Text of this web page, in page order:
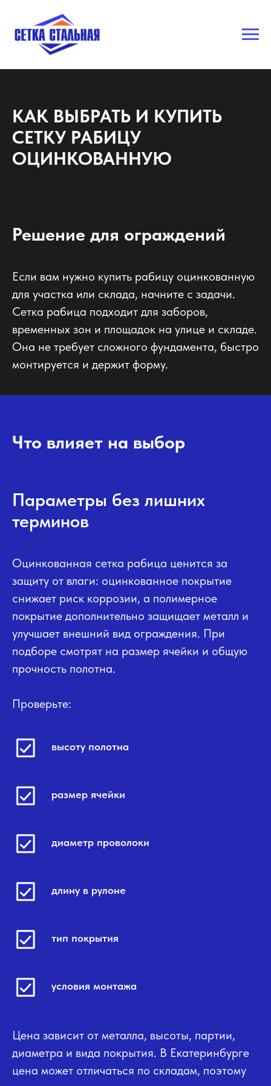
КАК ВЫБРАТЬ И КУПИТЬ
СЕТКУ РАБИЦУ
ОЦИНКОВАННУЮ
Решение для ограждений
Если вам нужно купить рабицу оцинкованную
для участка или склада, начните с задачи.
Сетка рабица подходит для заборов,
временных зон и площадок на улице и складе.
Она не требует сложного фундамента, быстро
монтируется и держит форму.
Что влияет на выбор
Параметры без лишних
терминов
Оцинкованная сетка рабица ценится за
защиту от влаги: оцинкованное покрытие
снижает риск коррозии, а полимерное
покрытие дополнительно защищает металл и
улучшает внешний вид ограждения. При
подборе смотрят на размер ячейки и общую
прочность полотна.
Проверьте:
высоту полотна
размер ячейки
диаметр проволоки
длину в рулоне
тип покрытия
условия монтажа
Цена зависит от металла, высоты, партии,
диаметра и вида покрытия. В Екатеринбурге
цена может отличаться по складам, поэтому